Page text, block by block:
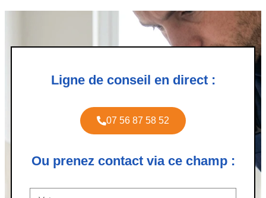
Ligne de conseil en direct :
07 56 87 58 52
Ou prenez contact via ce champ :